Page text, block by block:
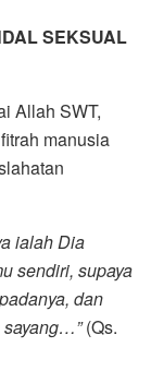
SEKSUAL
Allah SWT,
manusia
ialah Dia
sendiri, supaya
dan
sayang…”(Qs.